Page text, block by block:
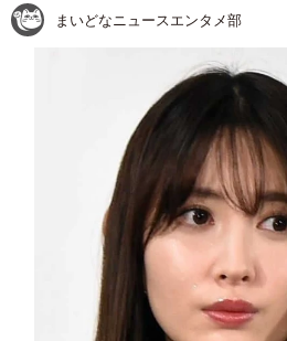
まいどなニュースエンタメ部